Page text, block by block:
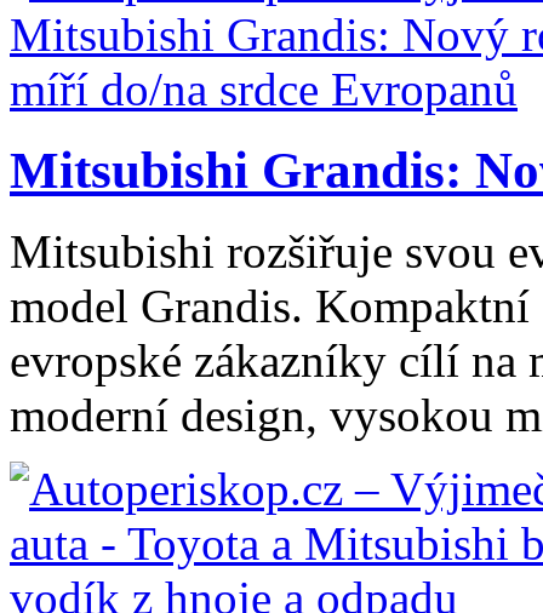
Mitsubishi Grandis:
Mitsubishi rozšiřuje svou
model Grandis.
evropské zákazníky cílí na
moderní design, vysokou